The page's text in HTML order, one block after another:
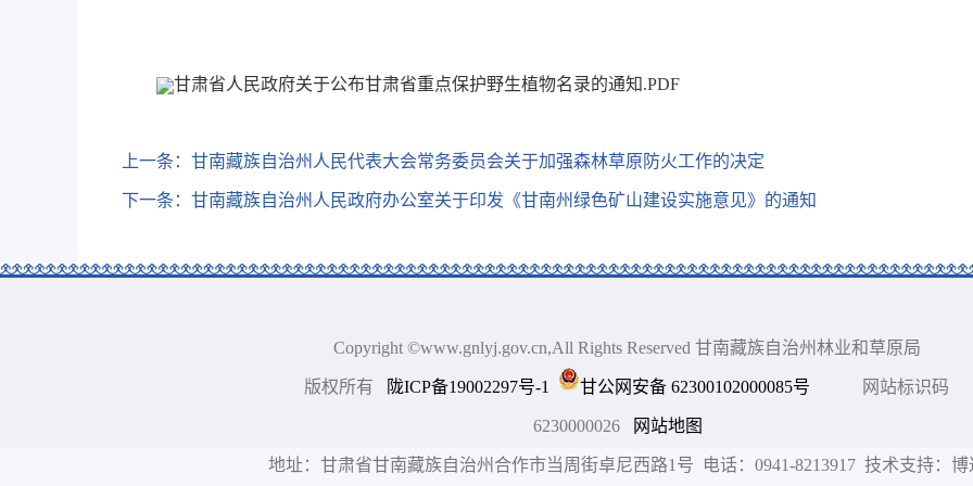
甘肃省人民政府关于公布甘肃省重点保护野生植物名录的通知.PDF
上一条： 甘南藏族自治州人民代表大会常务委员会关于加强森林草原防火工作的决定
下一条： 甘南藏族自治州人民政府办公室关于印发《甘南州绿色矿山建设实施意见》的通知
Copyright ©www.gnlyj.gov.cn,All Rights Reserved 甘南藏族自治州林业和草原局
版权所有 陇ICP备19002297号-1 甘公网安备 62300102000085号 网站标识码
6230000026 网站地图
地址：甘肃省甘南藏族自治州合作市当周街卓尼西路1号 电话：0941-8213917 技术支持：博